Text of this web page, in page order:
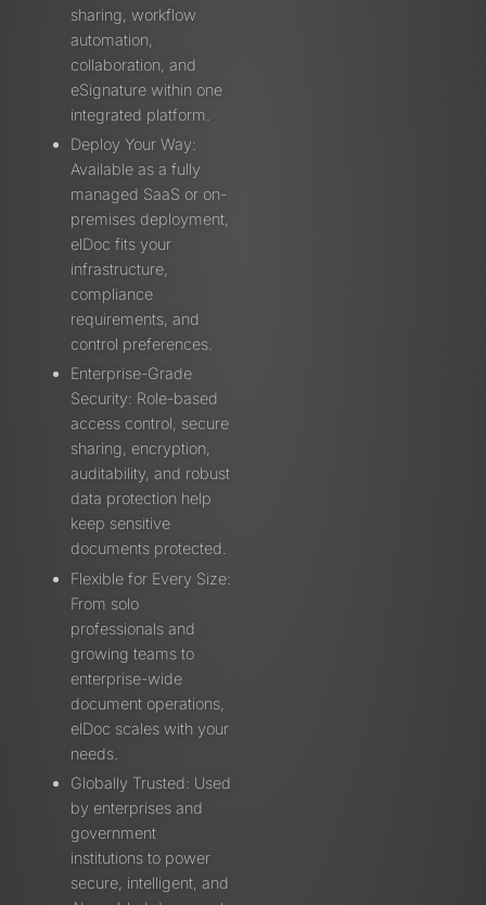
sharing, workflow
automation,
collaboration, and
eSignature within one
integrated platform.
Deploy Your Way:
Available as a fully
managed SaaS or on-
premises deployment,
elDoc fits your
infrastructure,
compliance
requirements, and
control preferences.
Enterprise-Grade
Security: Role-based
access control, secure
sharing, encryption,
auditability, and robust
data protection help
keep sensitive
documents protected.
Flexible for Every Size:
From solo
professionals and
growing teams to
enterprise-wide
document operations,
elDoc scales with your
needs.
Globally Trusted: Used
by enterprises and
government
institutions to power
secure, intelligent, and